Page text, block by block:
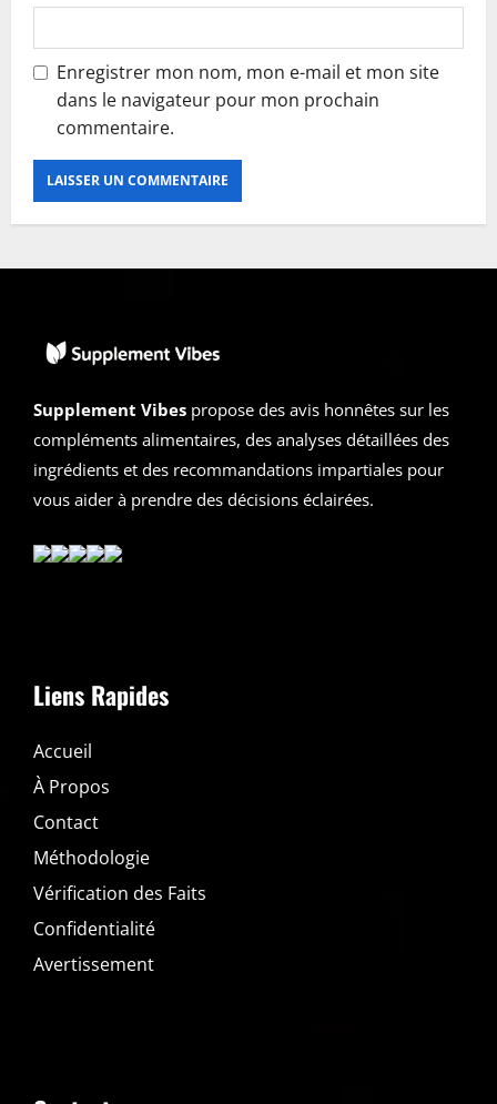
Enregistrer mon nom, mon e-mail et mon site
dans le navigateur pour mon prochain
commentaire.
Supplement Vibes propose des avis honnêtes sur les
compléments alimentaires, des analyses détaillées des
ingrédients et des recommandations impartiales pour
vous aider à prendre des décisions éclairées.
Liens Rapides
Accueil
À Propos
Contact
Méthodologie
Vérification des Faits
Confidentialité
Avertissement